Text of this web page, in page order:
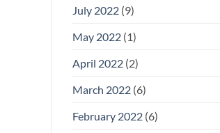
July 2022(9)
May 2022(1)
April 2022(2)
March 2022(6)
February 2022(6)